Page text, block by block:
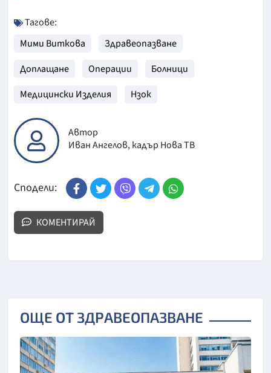
Тагове:
Мими Виткова
Здравеопазване
Доплащане
Операции
Болници
Медицински Изделия
Нзок
Автор
Иван Ангелов, кадър Нова ТВ
Сподели:
КОМЕНТИРАЙ
ОЩЕ ОТ ЗДРАВЕОПАЗВАНЕ